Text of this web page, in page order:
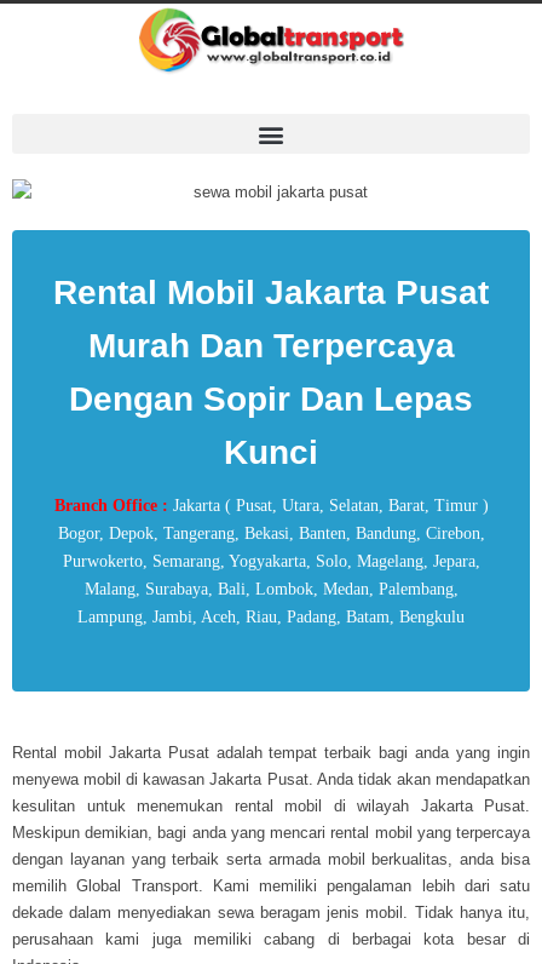
Rental Mobil Jakarta Pusat
Murah Dan Terpercaya
Dengan Sopir Dan Lepas
Kunci
Branch Office : Jakarta ( Pusat, Utara, Selatan, Barat, Timur )
Bogor, Depok, Tangerang, Bekasi, Banten, Bandung, Cirebon,
Purwokerto, Semarang, Yogyakarta, Solo, Magelang, Jepara,
Malang, Surabaya, Bali, Lombok, Medan, Palembang,
Lampung, Jambi, Aceh, Riau, Padang, Batam, Bengkulu
Rental mobil Jakarta Pusat adalah tempat terbaik bagi anda yang ingin
menyewa mobil di kawasan Jakarta Pusat. Anda tidak akan mendapatkan
kesulitan untuk menemukan rental mobil di wilayah Jakarta Pusat.
Meskipun demikian, bagi anda yang mencari rental mobil yang terpercaya
dengan layanan yang terbaik serta armada mobil berkualitas, anda bisa
memilih Global Transport. Kami memiliki pengalaman lebih dari satu
dekade dalam menyediakan sewa beragam jenis mobil. Tidak hanya itu,
perusahaan kami juga memiliki cabang di berbagai kota besar di